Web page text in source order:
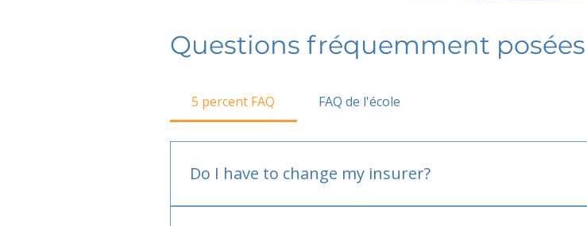
Questions fréquemment posées
5 percent FAQ FAQ de l'école
Do I have to change my insurer?